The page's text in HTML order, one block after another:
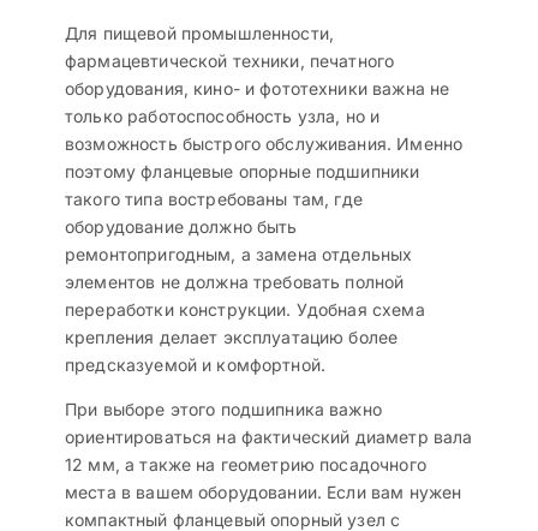
Для пищевой промышленности,
фармацевтической техники, печатного
оборудования, кино- и фототехники важна не
только работоспособность узла, но и
возможность быстрого обслуживания. Именно
поэтому фланцевые опорные подшипники
такого типа востребованы там, где
оборудование должно быть
ремонтопригодным, а замена отдельных
элементов не должна требовать полной
переработки конструкции. Удобная схема
крепления делает эксплуатацию более
предсказуемой и комфортной.
При выборе этого подшипника важно
ориентироваться на фактический диаметр вала
12 мм, а также на геометрию посадочного
места в вашем оборудовании. Если вам нужен
компактный фланцевый опорный узел с